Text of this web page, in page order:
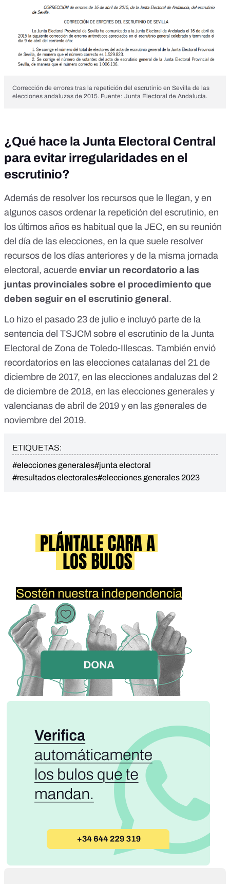
Corrección de errores tras la repetición del escrutinio en Sevilla de las
elecciones andaluzas de 2015. Fuente: Junta Electoral de Andalucía.
¿Qué hace la Junta Electoral Central
para evitar irregularidades en el
escrutinio?
Además de resolver los recursos que le llegan, y en
algunos casos ordenar la repetición del escrutinio, en
los últimos años es habitual que la JEC, en su reunión
del día de las elecciones, en la que suele resolver
recursos de los días anteriores y de la misma jornada
electoral, acuerde enviar un recordatorio a las
juntas provinciales sobre el procedimiento que
deben seguir en el escrutinio general.
Lo hizo el pasado 23 de julio e incluyó parte de la
sentencia del TSJCM sobre el escrutinio de la Junta
Electoral de Zona de Toledo-Illescas. También envió
recordatorios en las elecciones catalanas del 21 de
diciembre de 2017, en las elecciones andaluzas del 2
de diciembre de 2018, en las elecciones generales y
valencianas de abril de 2019 y en las generales de
noviembre del 2019.
ETIQUETAS:
#elecciones generales#junta electoral
#resultados electorales#elecciones generales 2023